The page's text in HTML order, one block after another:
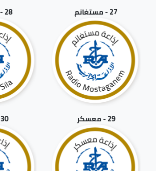
27 - مستغانم 28 - المسيلة
29 - معسكر 30 - ورقلة